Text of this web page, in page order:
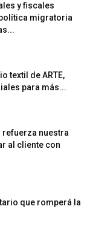
y fiscales
migratoria
textil de ARTE,
para más...
nuestra
al cliente con
que romperá la